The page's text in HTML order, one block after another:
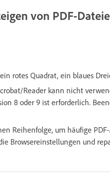
von PDF-
rotes Quadrat, ein blaues
Reader kann nicht
8 oder 9 ist erforderlich.
Reihenfolge, um häufige
Browsereinstellungen und